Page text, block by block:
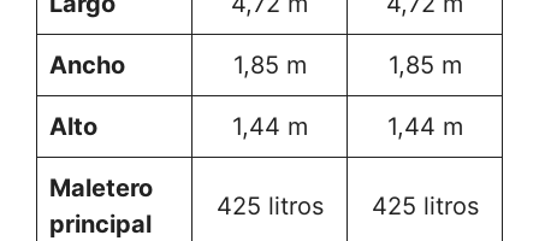
Ancho 1,85 m 1,85 m
Alto 1,44 m 1,44 m
Maletero
principal
425 litros 425 litros